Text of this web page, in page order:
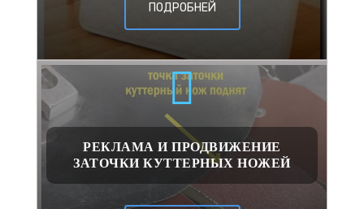
ПОДРОБНЕЙ
РЕКЛАМА И ПРОДВИЖЕНИЕ
ЗАТОЧКИ КУТТЕРНЫХ НОЖЕЙ